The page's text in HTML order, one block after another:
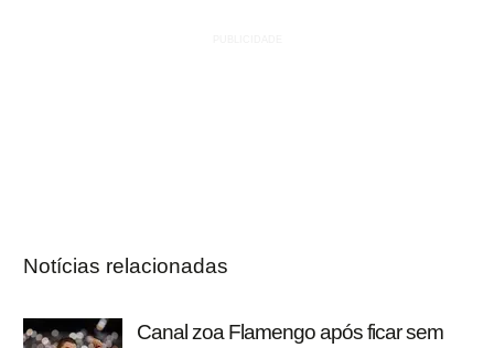
Notícias relacionadas
Canal zoa Flamengo após ficar sem